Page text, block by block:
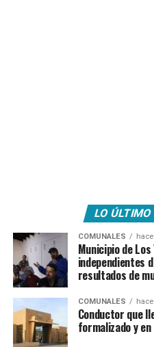
LO ÚLTIMO
COMUNALES
Municipio de
independientes
resultados de
COMUNALES
Conductor que
formalizado y